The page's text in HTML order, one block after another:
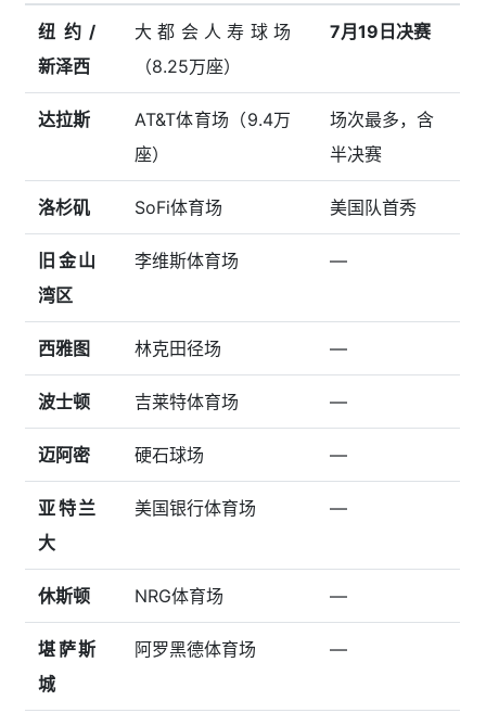
纽约/
新泽西
大都会人寿球场
（8.25万座）
7月19日决赛
达拉斯
AT&T体育场（9.4万
座）
场次最多，含
半决赛
洛杉矶 SoFi体育场 美国队首秀
旧金山
湾区
李维斯体育场 —
西雅图 林克田径场 —
波士顿 吉莱特体育场 —
迈阿密 硬石球场 —
亚特兰
大
美国银行体育场 —
休斯顿 NRG体育场 —
堪萨斯
城
阿罗黑德体育场 —